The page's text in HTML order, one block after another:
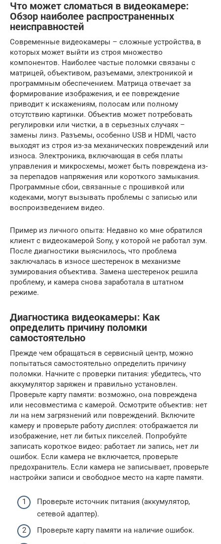
Что может сломаться в видеокамере:
Обзор наиболее распространенных
неисправностей
Современные видеокамеры – сложные устройства, в
которых может выйти из строя множество
компонентов. Наиболее частые поломки связаны с
матрицей, объективом, разъемами, электроникой и
программным обеспечением. Матрица отвечает за
формирование изображения, и ее повреждение
приводит к искажениям, полосам или полному
отсутствию картинки. Объектив может потребовать
регулировки или чистки, а в серьезных случаях –
замены линз. Разъемы, особенно USB и HDMI, часто
выходят из строя из-за механических повреждений или
износа. Электроника, включающая в себя платы
управления и микросхемы, может быть повреждена из-
за перепадов напряжения или короткого замыкания.
Программные сбои, связанные с прошивкой или
кодеками, могут вызывать проблемы с записью или
воспроизведением видео.
Пример из личного опыта: Недавно ко мне обратился
клиент с видеокамерой Sony, у которой не работал зум.
После диагностики выяснилось, что проблема
заключалась в износе шестеренок в механизме
зумирования объектива. Замена шестеренок решила
проблему, и камера снова заработала в штатном
режиме.
Диагностика видеокамеры: Как
определить причину поломки
самостоятельно
Прежде чем обращаться в сервисный центр, можно
попытаться самостоятельно определить причину
поломки. Начните с проверки питания: убедитесь, что
аккумулятор заряжен и правильно установлен.
Проверьте карту памяти: возможно, она повреждена
или несовместима с камерой. Осмотрите объектив: нет
ли на нем загрязнений или повреждений. Включите
камеру и проверьте работу дисплея: отображается ли
изображение, нет ли битых пикселей. Попробуйте
записать короткое видео: работает ли запись, нет ли
ошибок. Если камера не включается, проверьте
предохранитель. Если камера не записывает, проверьте
настройки записи и свободное место на карте памяти.
Проверьте источник питания (аккумулятор,
сетевой адаптер).
Проверьте карту памяти на наличие ошибок.